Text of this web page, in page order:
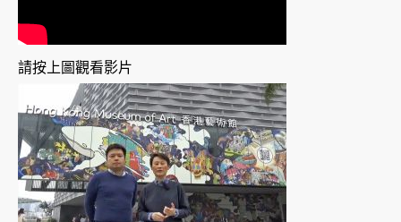
請按上圖觀看影片